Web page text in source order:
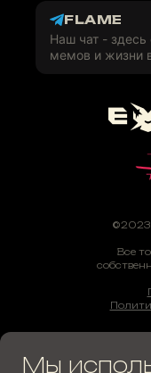
Мы
FLAME
Наш чат -
мемов и жизни
Все